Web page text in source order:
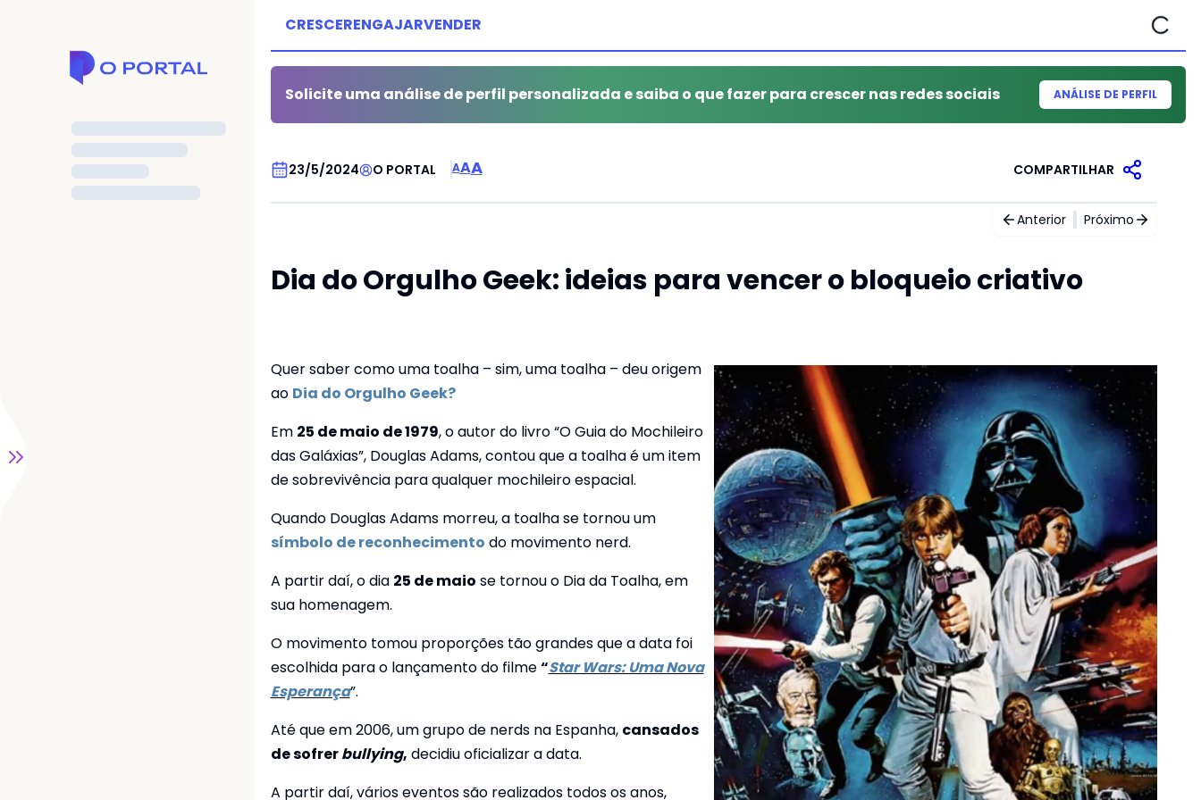
CRESCERENGAJARVENDER
Solicite uma análise de perfil personalizada e saiba o que fazer para crescer nas redes sociais ANÁLISE DE PERFIL
23/5/2024 O PORTAL
AUDIOVISUAL AAA COMPARTILHAR
Anterior Próximo
Dia do Orgulho Geek: ideias para vencer o bloqueio criativo
Quer saber como uma toalha – sim, uma toalha – deu origem
ao Dia do Orgulho Geek?
Em 25 de maio de 1979, o autor do livro “O Guia do Mochileiro
das Galáxias”, Douglas Adams, contou que a toalha é um item
de sobrevivência para qualquer mochileiro espacial.
Quando Douglas Adams morreu, a toalha se tornou um
símbolo de reconhecimento do movimento nerd.
A partir daí, o dia 25 de maio se tornou o Dia da Toalha, em
sua homenagem.
O movimento tomou proporções tão grandes que a data foi
escolhida para o lançamento do filme“Star Wars: Uma Nova
Esperança”.
Até que em 2006, um grupo de nerds na Espanha, cansados
de sofrerbullying, decidiu oficializar a data.
A partir daí, vários eventos são realizados todos os anos,